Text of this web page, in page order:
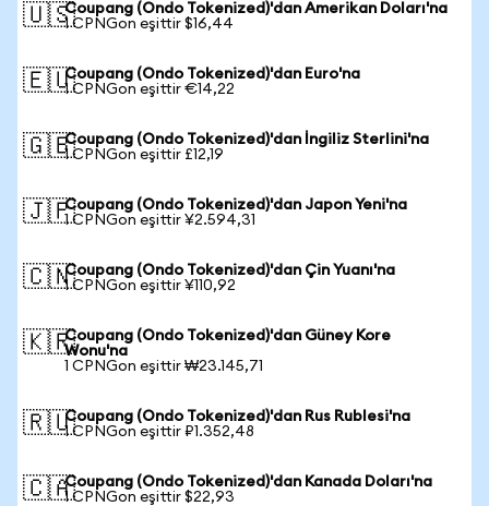
🇺🇸Coupang (Ondo Tokenized)'dan Amerikan Doları'na
1 CPNGon eşittir $16,44
🇪🇺Coupang (Ondo Tokenized)'dan Euro'na
1 CPNGon eşittir €14,22
🇬🇧Coupang (Ondo Tokenized)'dan İngiliz Sterlini'na
1 CPNGon eşittir £12,19
🇯🇵Coupang (Ondo Tokenized)'dan Japon Yeni'na
1 CPNGon eşittir ¥2.594,31
🇨🇳Coupang (Ondo Tokenized)'dan Çin Yuanı'na
1 CPNGon eşittir ¥110,92
🇰🇷Coupang (Ondo Tokenized)'dan Güney Kore
Wonu'na
1 CPNGon eşittir ₩23.145,71
🇷🇺Coupang (Ondo Tokenized)'dan Rus Rublesi'na
1 CPNGon eşittir ₽1.352,48
🇨🇦Coupang (Ondo Tokenized)'dan Kanada Doları'na
1 CPNGon eşittir $22,93